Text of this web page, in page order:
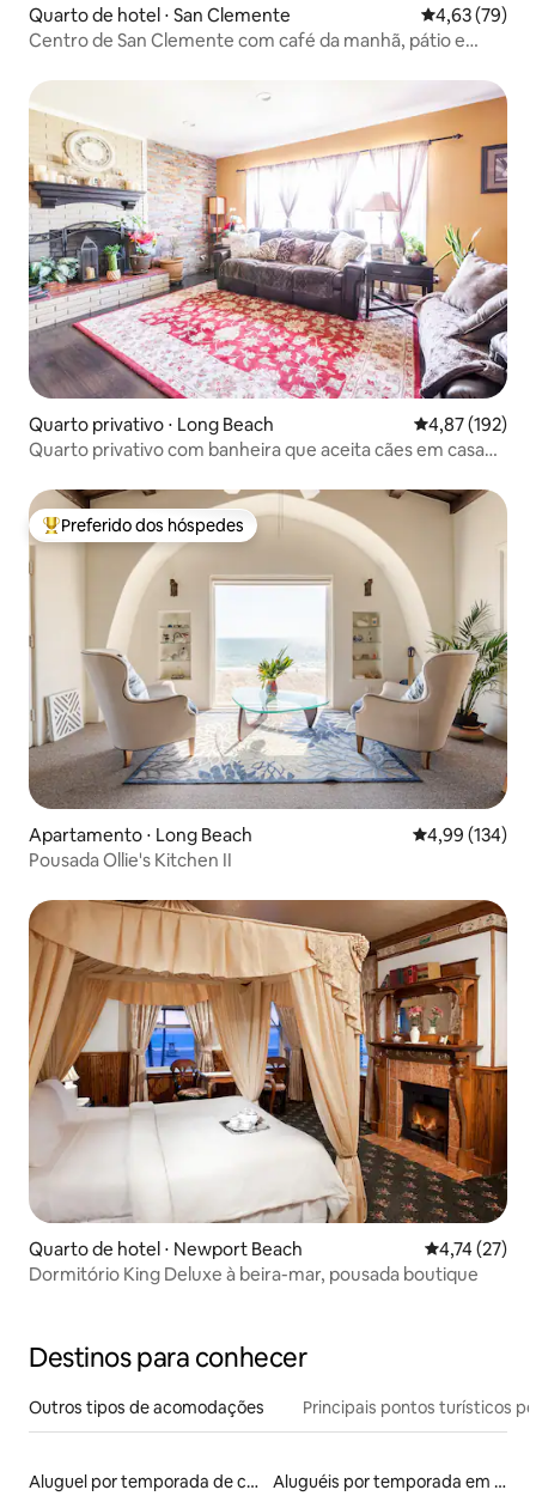
Quarto de hotel ⋅ San Clemente 4,63 de uma
4,63 (79)
Centro de San Clemente com café da manhã, pátio e
Quarto privativo ⋅ Long Beach 4,87 de uma
4,87 (192)
Quarto privativo com banheira que aceita cães em casa
Entre os melhores preferidos dos hóspedes
Preferido dos hóspedes
Apartamento ⋅ Long Beach 4,99 de uma
4,99 (134)
Pousada Ollie's Kitchen II
Quarto de hotel ⋅ Newport Beach 4,74 de uma
4,74 (27)
Dormitório King Deluxe à beira-mar, pousada boutique
Destinos para conhecer
Outros tipos de acomodações Principais pontos turísticos
Aluguel por temporada de casas de hóspedes
Aluguéis por temporada em resorts